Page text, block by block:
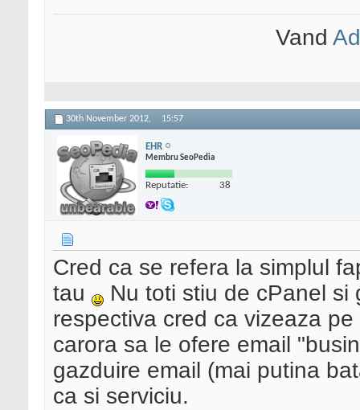
Vand
30th November 2012, 15:57
EHR
Membru SeoPedia
Reputatie: 38
Cred ca se refera la simplul
tau
Nu toti stiu de cPanel si
respectiva cred ca vizeaza
carora sa le ofere email
gazduire email (mai putina
ca si serviciu.